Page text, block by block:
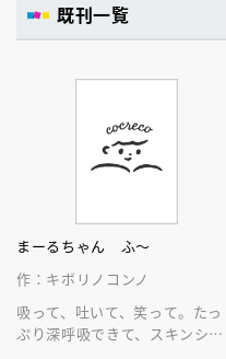
既刊一覧
まーるちゃん ふ～
作：キボリノコンノ
吸って、吐いて、笑って。たっ
ぷり深呼吸できて、スキンシッ